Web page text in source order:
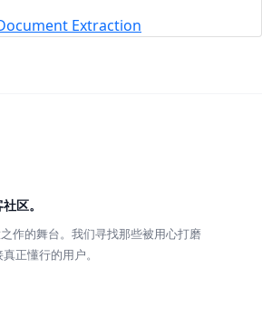
Extraction
区。
作的舞台。我们寻找那些被用心打磨
正懂行的用户。